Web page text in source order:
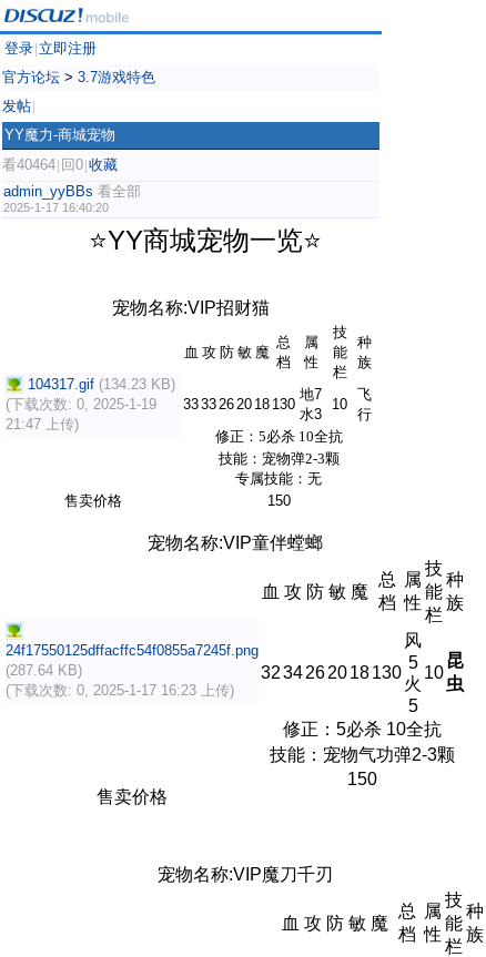
登录 立即注册
官方论坛 > 3.7游戏特色
发帖
YY魔力-商城宠物
看40464 回0 收藏
admin_yyBBs 看全部
2025-1-17 16:40:20
⭐YY商城宠物一览⭐
宠物名称:VIP招财猫
104317.gif (134.23 KB)
(下载次数: 0, 2025-1-19
21:47 上传)
血 攻 防 敏 魔
总
档
属
性
技
能
栏
种
族
33332620 18 130
地7
水3
10
飞
行
修正： 5必杀 10全抗
技能： 宠物弹2-3颗
专属技能：无
售卖价格
150
宠物名称:VIP童伴螳螂
24f17550125dffacffc54f0855a7245f.png
(287.64 KB)
(下载次数: 0, 2025-1-17 16:23 上传)
血 攻 防 敏 魔
总
档
属
性
技
能
栏
种
族
3234262018130
风
5
火
5
10
昆
虫
修正：5必杀 10全抗
技能：宠物气功弹2-3颗
售卖价格
150
宠物名称:VIP魔刀千刃
血 攻 防 敏 魔
总
档
属
性
技
能
栏
种
族